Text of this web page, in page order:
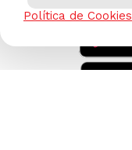
Política de Cookies